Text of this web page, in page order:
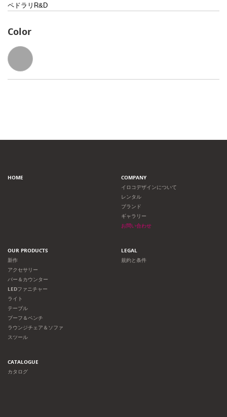
ペドラリR&D
Color
HOME
COMPANY
イロコデザインについて
レンタル
ブランド
ギャラリー
お問い合わせ
OUR PRODUCTS
新作
アクセサリー
バー＆カウンター
LEDファニチャー
ライト
テーブル
プーフ＆ベンチ
ラウンジチェア＆ソファ
スツール
LEGAL
規約と条件
CATALOGUE
カタログ